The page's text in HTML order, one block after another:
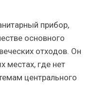
прибор,
основного
отходов. Он
местах, где нет
центрального